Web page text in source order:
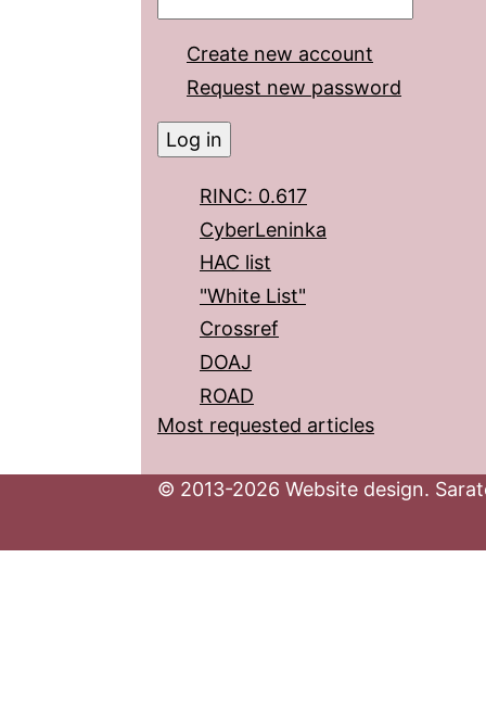
Create new account
Request new password
RINC: 0.617
CyberLeninka
HAC list
"White List"
Crossref
DOAJ
ROAD
Most requested articles
© 2013-2026 Website design.